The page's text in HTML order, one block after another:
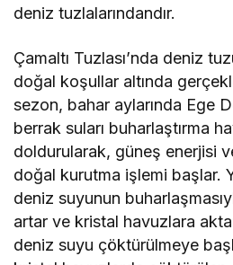
deniz tuzlalarındandır.
Çamaltı Tuzlası’nda deniz
doğal koşullar altında
sezon, bahar aylarında Ege
berrak suları buharlaştırma
doldurularak, güneş enerjisi
doğal kurutma işlemi başlar.
deniz suyunun
artar ve kristal havuzlara
deniz suyu çöktürülmeye